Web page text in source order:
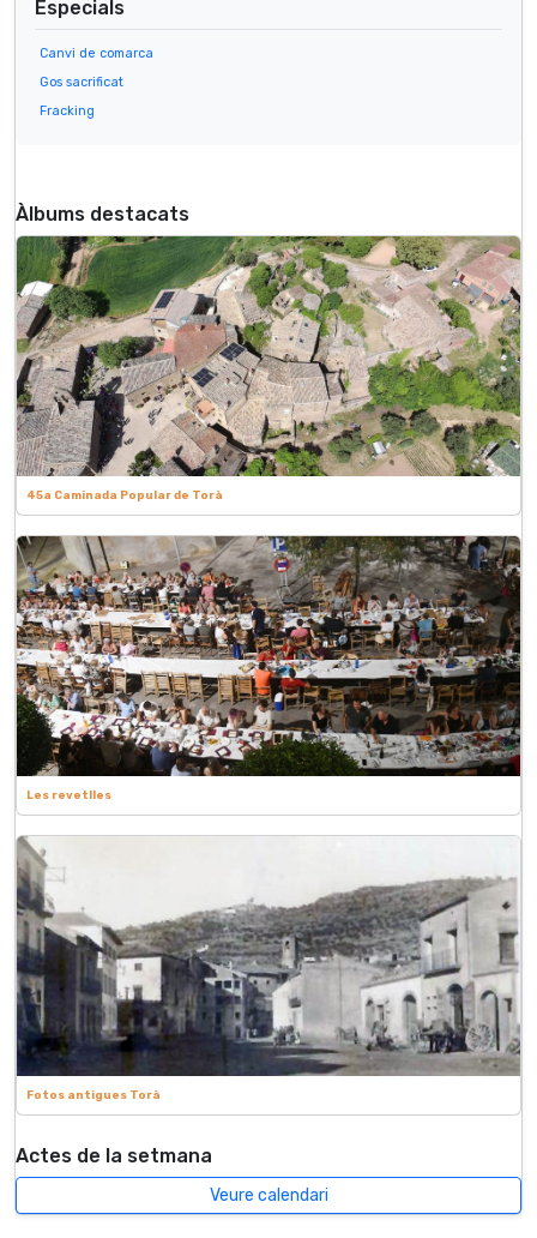
Especials
Canvi de comarca
Gos sacrificat
Fracking
Àlbums destacats
45a Caminada Popular de Torà
Les revetlles
Fotos antigues Torà
Actes de la setmana
Veure calendari